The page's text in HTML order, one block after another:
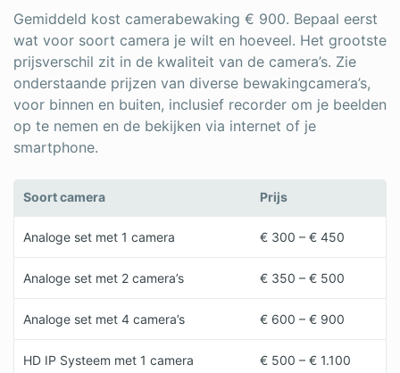
Gemiddeld kost camerabewaking € 900. Bepaal eerst
wat voor soort camera je wilt en hoeveel. Het grootste
prijsverschil zit in de kwaliteit van de camera’s. Zie
onderstaande prijzen van diverse bewakingcamera’s,
voor binnen en buiten, inclusief recorder om je beelden
op te nemen en de bekijken via internet of je
smartphone.
Soort camera Prijs
Analoge set met 1 camera € 300 – € 450
Analoge set met 2 camera’s € 350 – € 500
Analoge set met 4 camera’s € 600 – € 900
HD IP Systeem met 1 camera € 500 – € 1.100